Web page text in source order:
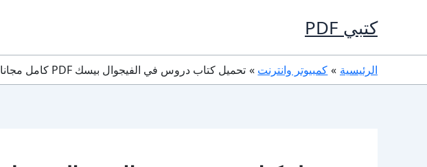
كتبي PDF
الرئيسية كمبيوتر وانترنت تحميل كتاب دروس في الفيجوال بيسك PDF كامل مجانا